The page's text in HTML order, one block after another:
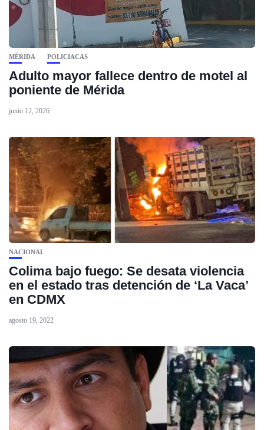
MÉRIDA POLICIACAS
Adulto mayor fallece dentro de motel al
poniente de Mérida
junio 12, 2026
NACIONAL
Colima bajo fuego: Se desata violencia
en el estado tras detención de ‘La Vaca’
en CDMX
agosto 19, 2022